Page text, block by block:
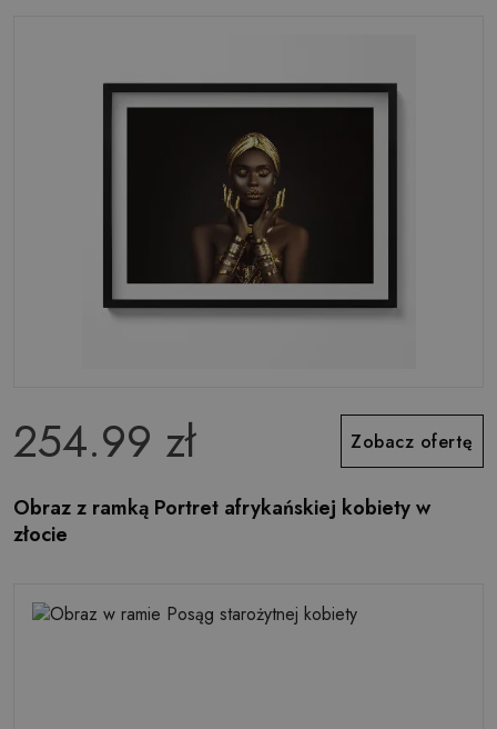
254.99 zł Zobacz ofertę
Obraz z ramką Portret afrykańskiej kobiety w
złocie